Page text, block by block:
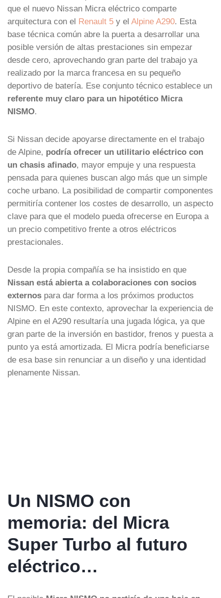
que el nuevo Nissan Micra eléctrico comparte
arquitectura con el Renault 5 y el Alpine A290. Esta
base técnica común abre la puerta a desarrollar una
posible versión de altas prestaciones sin empezar
desde cero, aprovechando gran parte del trabajo ya
realizado por la marca francesa en su pequeño
deportivo de batería. Ese conjunto técnico establece un
referente muy claro para un hipotético Micra
NISMO.
Si Nissan decide apoyarse directamente en el trabajo
de Alpine, podría ofrecer un utilitario eléctrico con
un chasis afinado, mayor empuje y una respuesta
pensada para quienes buscan algo más que un simple
coche urbano. La posibilidad de compartir componentes
permitiría contener los costes de desarrollo, un aspecto
clave para que el modelo pueda ofrecerse en Europa a
un precio competitivo frente a otros eléctricos
prestacionales.
Desde la propia compañía se ha insistido en que
Nissan está abierta a colaboraciones con socios
externos para dar forma a los próximos productos
NISMO. En este contexto, aprovechar la experiencia de
Alpine en el A290 resultaría una jugada lógica, ya que
gran parte de la inversión en bastidor, frenos y puesta a
punto ya está amortizada. El Micra podría beneficiarse
de esa base sin renunciar a un diseño y una identidad
plenamente Nissan.
Un NISMO con
memoria: del Micra
Super Turbo al futuro
eléctrico…